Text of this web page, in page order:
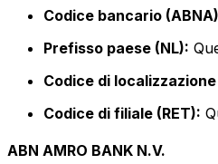
Codice bancario
Prefisso paese (NL):
Codice di
Codice di filiale (RET):
ABN AMRO BANK N.V.